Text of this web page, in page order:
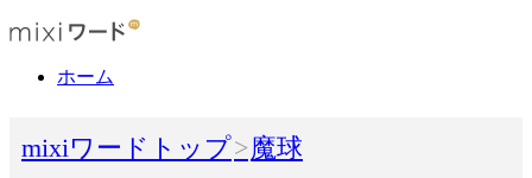
ホーム
mixiワードトップ 魔球